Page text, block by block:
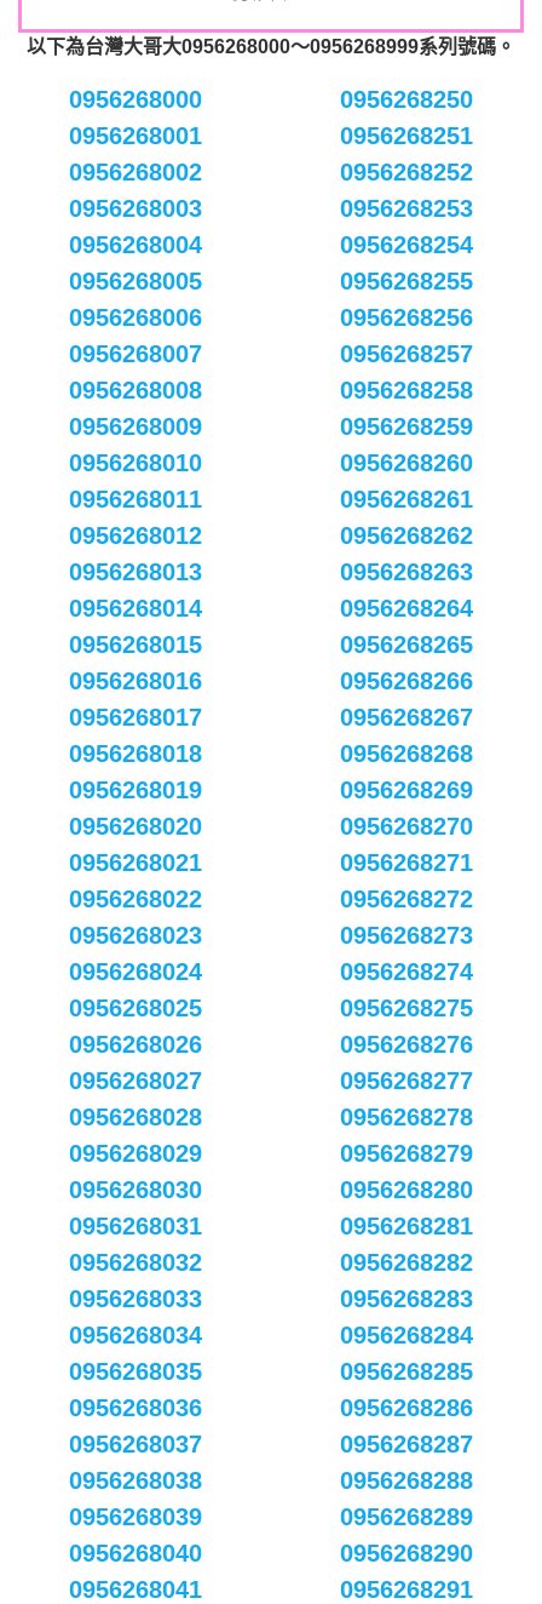
以下為台灣大哥大0956268000～0956268999系列號碼。
0956268000
0956268001
0956268002
0956268003
0956268004
0956268005
0956268006
0956268007
0956268008
0956268009
0956268010
0956268011
0956268012
0956268013
0956268014
0956268015
0956268016
0956268017
0956268018
0956268019
0956268020
0956268021
0956268022
0956268023
0956268024
0956268025
0956268026
0956268027
0956268028
0956268029
0956268030
0956268031
0956268032
0956268033
0956268034
0956268035
0956268036
0956268037
0956268038
0956268039
0956268040
0956268041
0956268250
0956268251
0956268252
0956268253
0956268254
0956268255
0956268256
0956268257
0956268258
0956268259
0956268260
0956268261
0956268262
0956268263
0956268264
0956268265
0956268266
0956268267
0956268268
0956268269
0956268270
0956268271
0956268272
0956268273
0956268274
0956268275
0956268276
0956268277
0956268278
0956268279
0956268280
0956268281
0956268282
0956268283
0956268284
0956268285
0956268286
0956268287
0956268288
0956268289
0956268290
0956268291